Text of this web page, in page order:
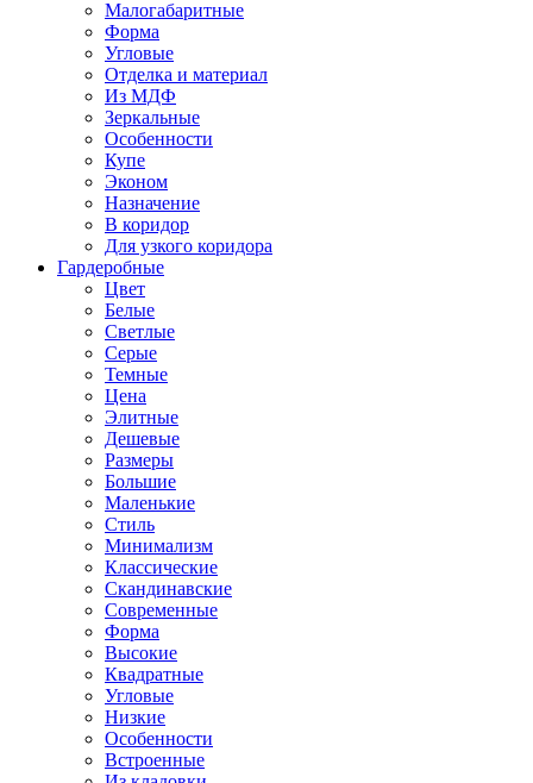
Малогабаритные
Форма
Угловые
Отделка и материал
Из МДФ
Зеркальные
Особенности
Купе
Эконом
Назначение
В коридор
Для узкого коридора
Гардеробные
Цвет
Белые
Светлые
Серые
Темные
Цена
Элитные
Дешевые
Размеры
Большие
Маленькие
Стиль
Минимализм
Классические
Скандинавские
Современные
Форма
Высокие
Квадратные
Угловые
Низкие
Особенности
Встроенные